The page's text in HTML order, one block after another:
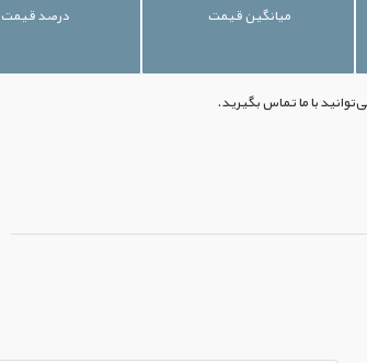
میانگین قیمت درصد قیمت
با ما تماس بگیرید.